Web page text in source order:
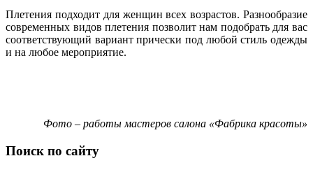
Плетения подходит для женщин всех возрастов. Разнообразие
современных видов плетения позволит нам подобрать для вас
соответствующий вариант прически под любой стиль одежды
и на любое мероприятие.
Фото – работы мастеров салона «Фабрика красоты»
Поиск по сайту